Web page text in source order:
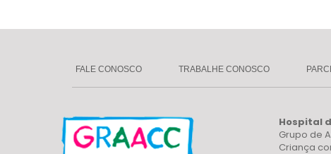
FALE CONOSCO TRABALHE CONOSCO
Hospital
Grupo de
Criança